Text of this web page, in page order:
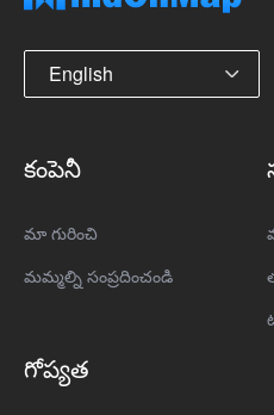
English
కంపెనీ
మా గురించి
మమ్మల్ని సంప్రదించండి
గోప్యత